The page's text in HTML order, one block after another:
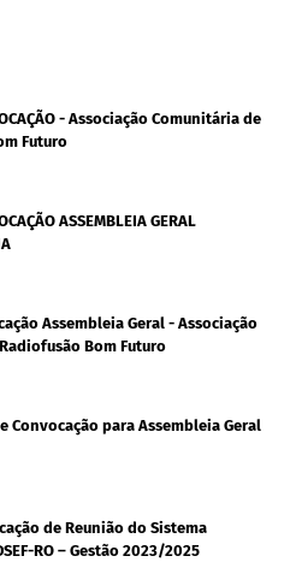
- Associação Comunitária de
Futuro
ASSEMBLEIA GERAL
Assembleia Geral - Associação
Bom Futuro
Convocação para Assembleia Geral
de Reunião do Sistema
RO – Gestão 2023/2025